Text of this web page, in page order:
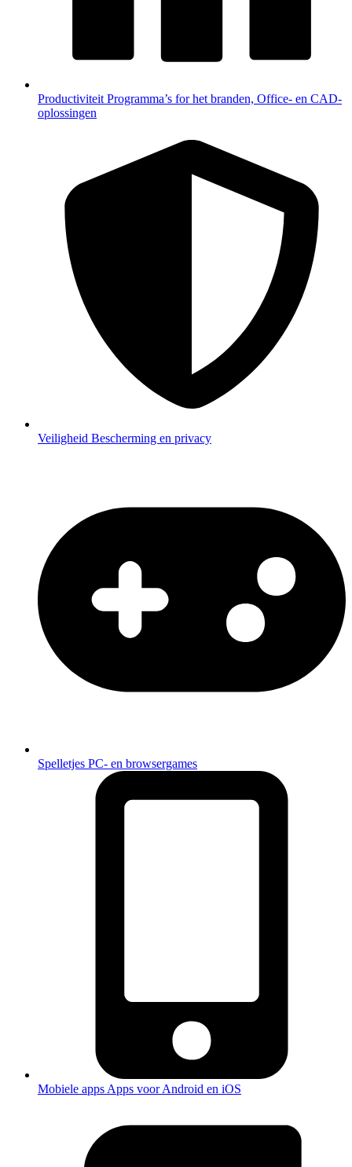
Productiviteit Programma’s for het branden, Office- en CAD-
oplossingen
Veiligheid Bescherming en privacy
Spelletjes PC- en browsergames
Mobiele apps Apps voor Android en iOS